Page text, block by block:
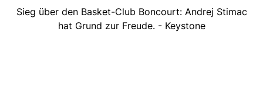
Sieg über den Basket-Club Boncourt: Andrej Stimac
hat Grund zur Freude. - Keystone